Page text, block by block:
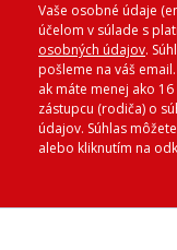
Vaše osobné údaje
účelom v súlade s
osobných údajov.
pošleme na váš
ak máte menej ako
zástupcu (rodiča) o
údajov. Súhlas
alebo kliknutím na